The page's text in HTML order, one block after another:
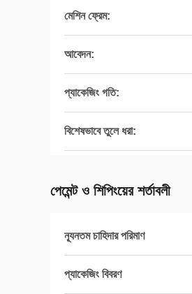
মেশিন ফ্রেম:
আবেদন:
প্যাকেজিং গতি:
বিশেষভাবে তুলে ধরা:
পেমেন্ট ও শিপিংয়ের শর্তাবলী
ন্যূনতম চাহিদার পরিমাণ
প্যাকেজিং বিবরণ